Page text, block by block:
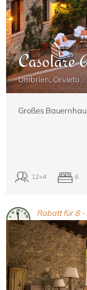
Casolare
Umbrien, Orvieto
Großes
Rabatt für 8 -